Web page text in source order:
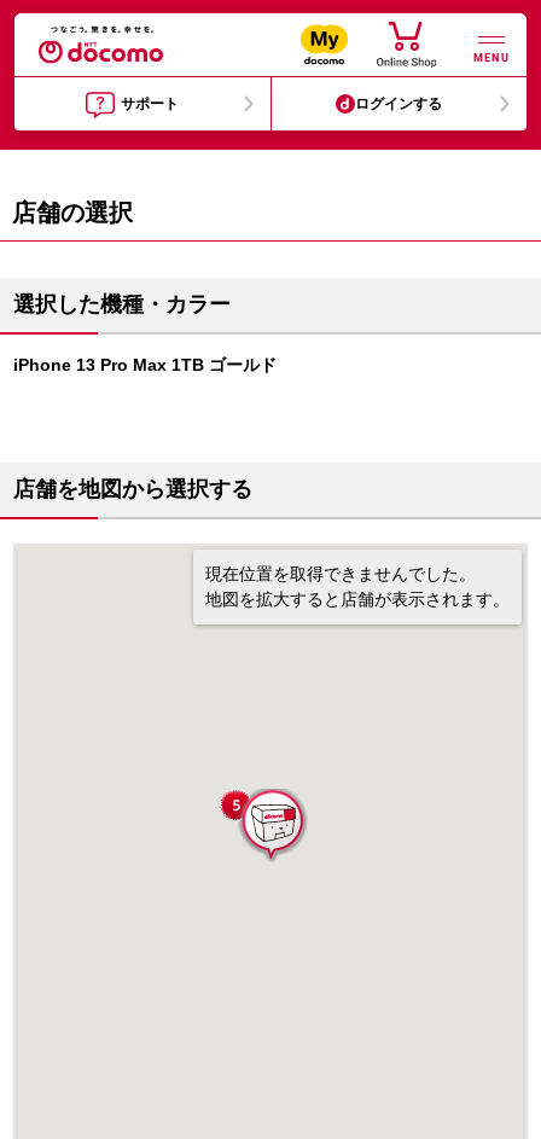
MENU
サポート ログインする
店舗の選択
選択した機種・カラー
iPhone 13 Pro Max 1TB ゴールド
店舗を地図から選択する
現在位置を取得できませんでした。
地図を拡大すると店舗が表示されます。